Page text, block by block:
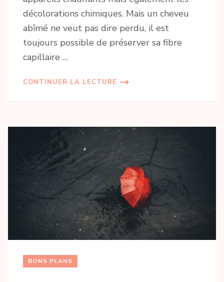
décolorations chimiques. Mais un cheveu
abîmé ne veut pas dire perdu, il est
toujours possible de préserver sa fibre
capillaire …
CONTINUER LA LECTURE
BONS PLANS